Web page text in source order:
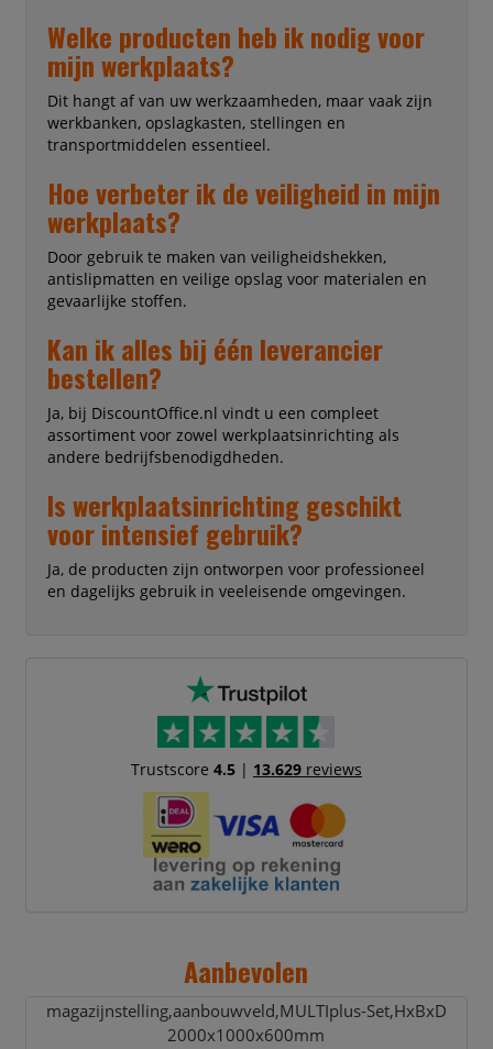
Welke producten heb ik nodig voor
mijn werkplaats?
Dit hangt af van uw werkzaamheden, maar vaak zijn
werkbanken, opslagkasten, stellingen en
transportmiddelen essentieel.
Hoe verbeter ik de veiligheid in mijn
werkplaats?
Door gebruik te maken van veiligheidshekken,
antislipmatten en veilige opslag voor materialen en
gevaarlijke stoffen.
Kan ik alles bij één leverancier
bestellen?
Ja, bij DiscountOffice.nl vindt u een compleet
assortiment voor zowel werkplaatsinrichting als
andere bedrijfsbenodigdheden.
Is werkplaatsinrichting geschikt
voor intensief gebruik?
Ja, de producten zijn ontworpen voor professioneel
en dagelijks gebruik in veeleisende omgevingen.
Trustscore 4.5| 13.629reviews
Aanbevolen
magazijnstelling,aanbouwveld,MULTIplus-Set,HxBxD
2000x1000x600mm